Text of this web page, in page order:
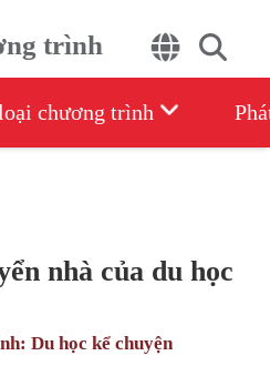
trình
chương trình
nhà của du học
Du học kể chuyện